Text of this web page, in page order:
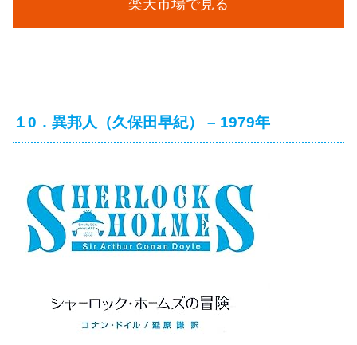
楽天市場で見る
１0．異邦人（久保田早紀） – 1979年